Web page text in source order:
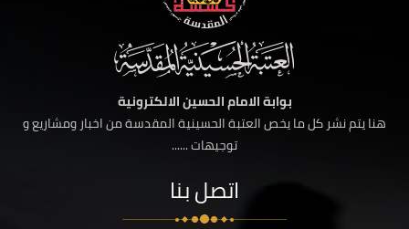
بوابة الامام الحسين الالكترونية
هنا يتم نشر كل ما يخص العتبة الحسينية المقدسة من اخبار ومشاريع و
توجيهات ......
اتصل بنا